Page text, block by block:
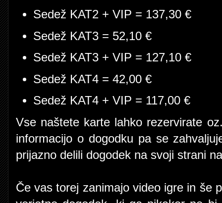
Sedež KAT2 + VIP = 137,30 €
Sedež KAT3 = 52,10 €
Sedež KAT3 + VIP = 127,10 €
Sedež KAT4 = 42,00 €
Sedež KAT4 + VIP = 117,00 €
Vse naštete karte lahko rezervirate
informacijo o dogodku pa se
prijazno delili dogodek na svoji strani
Če vas torej zanimajo video igre in še